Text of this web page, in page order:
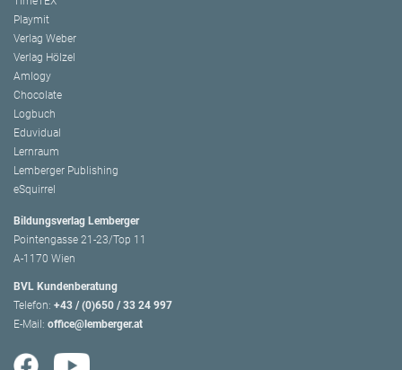
Playmit
Verlag Weber
Verlag Hölzel
Amlogy
Chocolate
Logbuch
Eduvidual
Lernraum
Lemberger Publishing
eSquirrel
Bildungsverlag Lemberger
Pointengasse 21-23/Top 11
A-1170 Wien
BVL Kundenberatung
Telefon: +43 / (0)650 / 33 24 997
E-Mail: office@lemberger.at